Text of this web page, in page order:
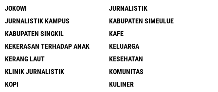
JOKOWI
JURNALISTIK
JURNALISTIK KAMPUS
KABUPATEN SIMEULUE
KABUPATEN SINGKIL
KAFE
KEKERASAN TERHADAP ANAK
KELUARGA
KERANG LAUT
KESEHATAN
KLINIK JURNALISTIK
KOMUNITAS
KOPI
KULINER